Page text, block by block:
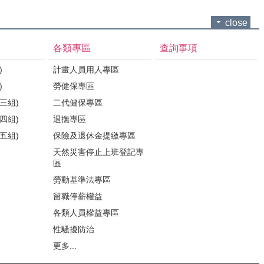
close
組)
組)
組)
各類專區
計畫人員用人專區
勞健保專區
二代健保專區
退撫專區
保險及退休金提繳專區
天然災害停止上班登記專
區
勞動基準法專區
留職停薪權益
各類人員權益專區
性騷擾防治
更多...
查詢事項